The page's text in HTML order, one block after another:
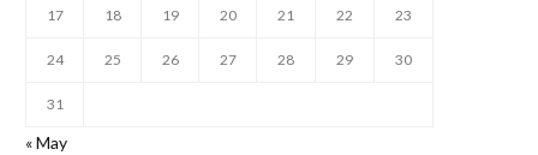
17 18 19 20 21 22 23
24 25 26 27 28 29 30
31
« May